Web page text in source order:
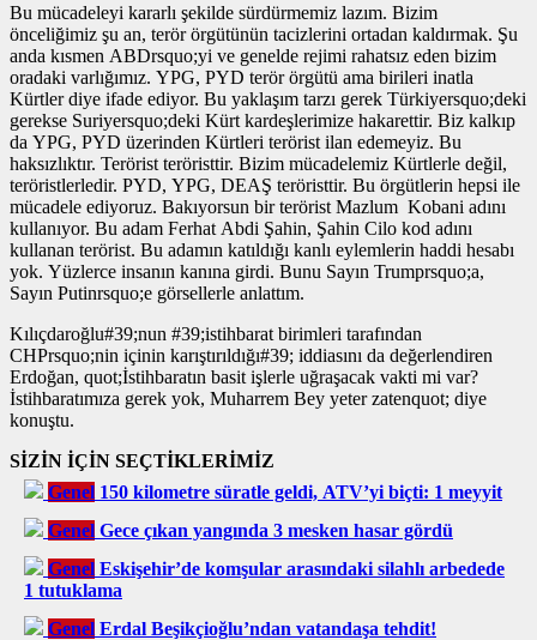
Bu mücadeleyi kararlı şekilde sürdürmemiz lazım. Bizim
önceliğimiz şu an, terör örgütünün tacizlerini ortadan kaldırmak. Şu
anda kısmen ABDrsquo;yi ve genelde rejimi rahatsız eden bizim
oradaki varlığımız. YPG, PYD terör örgütü ama birileri inatla
Kürtler diye ifade ediyor. Bu yaklaşım tarzı gerek Türkiyersquo;deki
gerekse Suriyersquo;deki Kürt kardeşlerimize hakarettir. Biz kalkıp
da YPG, PYD üzerinden Kürtleri terörist ilan edemeyiz. Bu
haksızlıktır. Terörist teröristtir. Bizim mücadelemiz Kürtlerle değil,
teröristlerledir. PYD, YPG, DEAŞ teröristtir. Bu örgütlerin hepsi ile
mücadele ediyoruz. Bakıyorsun bir terörist Mazlum Kobani adını
kullanıyor. Bu adam Ferhat Abdi Şahin, Şahin Cilo kod adını
kullanan terörist. Bu adamın katıldığı kanlı eylemlerin haddi hesabı
yok. Yüzlerce insanın kanına girdi. Bunu Sayın Trumprsquo;a,
Sayın Putinrsquo;e görsellerle anlattım.
Kılıçdaroğlu#39;nun #39;istihbarat birimleri tarafından
CHPrsquo;nin içinin karıştırıldığı#39; iddiasını da değerlendiren
Erdoğan, quot;İstihbaratın basit işlerle uğraşacak vakti mi var?
İstihbaratımıza gerek yok, Muharrem Bey yeter zatenquot; diye
konuştu.
SİZİN İÇİN SEÇTİKLERİMİZ
Genel 150 kilometre süratle geldi, ATV’yi biçti: 1 meyyit
Genel Gece çıkan yangında 3 mesken hasar gördü
Genel Eskişehir’de komşular arasındaki silahlı arbedede
1 tutuklama
Genel Erdal Beşikçioğlu’ndan vatandaşa tehdit!